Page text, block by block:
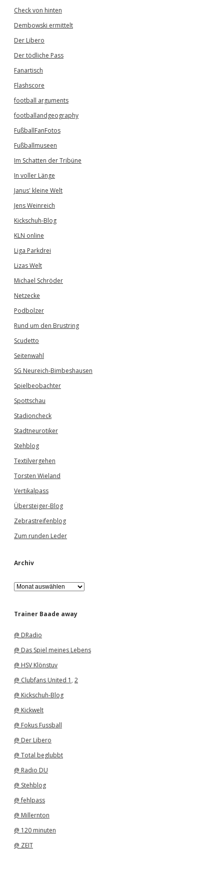
Check von hinten
Dembowski ermittelt
Der Libero
Der tödliche Pass
Fanartisch
Flashscore
football arguments
footballandgeography
FußballFanFotos
Fußballmuseen
Im Schatten der Tribüne
In voller Länge
Janus' kleine Welt
Jens Weinreich
Kickschuh-Blog
KLN online
Liga Parkdrei
Lizas Welt
Michael Schröder
Netzecke
Podbolzer
Rund um den Brustring
Scudetto
Seitenwahl
SG Neureich-Bimbeshausen
Spielbeobachter
Spottschau
Stadioncheck
Stadtneurotiker
Stehblog
Textilvergehen
Torsten Wieland
Vertikalpass
Übersteiger-Blog
Zebrastreifenblog
Zum runden Leder
Archiv
A
r
h
Trainer Baade away
@ DRadio
@ Das Spiel meines Lebens
@ HSV Klönstuv
@ Clubfans United 1 , 2
@ Kickschuh-Blog
@ Kickwelt
@ Fokus Fussball
@ Der Libero
@ Total beglubbt
@ Radio DU
@ Stehblog
@ fehlpass
@ Millernton
@ 120 minuten
@ ZEIT